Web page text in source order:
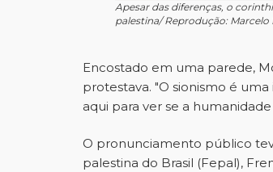
Apesar das diferenças, o
palestina/ Reprodução: Marcelo
Encostado em uma parede,
protestava. "O sionismo é
aqui para ver se a
O pronunciamento público
palestina do Brasil (Fepal),